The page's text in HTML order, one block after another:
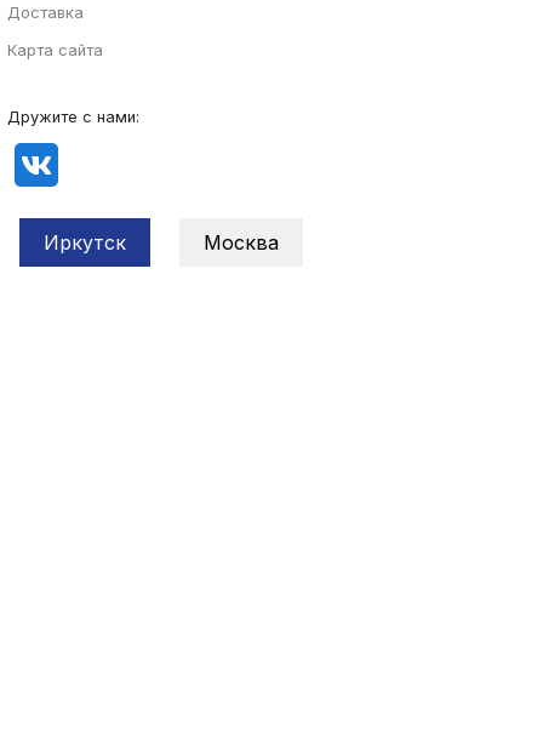
Доставка
Карта сайта
Дружите с нами:
Иркутск Москва